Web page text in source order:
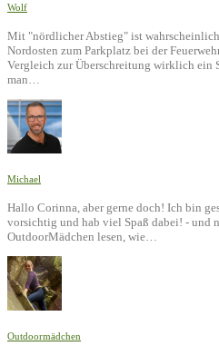
Wolf
Mit "nördlicher Abstieg" ist
Nordosten zum Parkplatz bei der
Vergleich zur Überschreitung wirklich ein
man…
Michael
Hallo Corinna, aber gerne doch! Ich bin
vorsichtig und hab viel Spaß dabei! - und
OutdoorMädchen lesen, wie…
Outdoormädchen